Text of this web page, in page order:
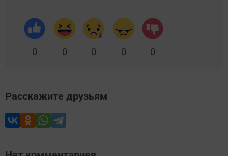
0 0 0 0 0
Расскажите друзьям